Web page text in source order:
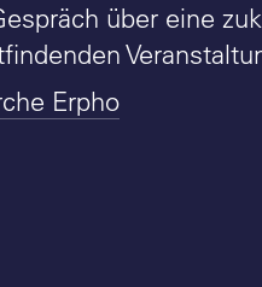
über eine
Erpho